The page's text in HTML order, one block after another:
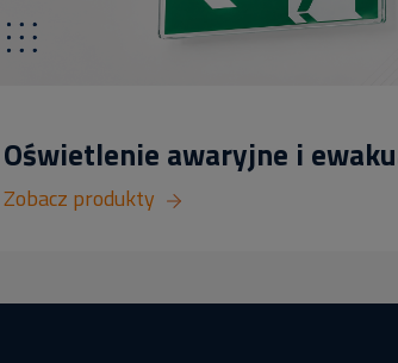
Oświetlenie awaryjne i
Zobacz produkty